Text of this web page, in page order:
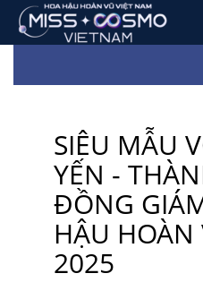
SIÊU MẪU
YẾN -
ĐỒNG
HẬU HOÀN
2025